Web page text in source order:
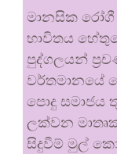
මානසික රෝගී
භාවිතය
පුද්ගලයන්
වර්තමානයේ
පොදු සමාජය
ලක්වන
සිදුවීම් මුල්